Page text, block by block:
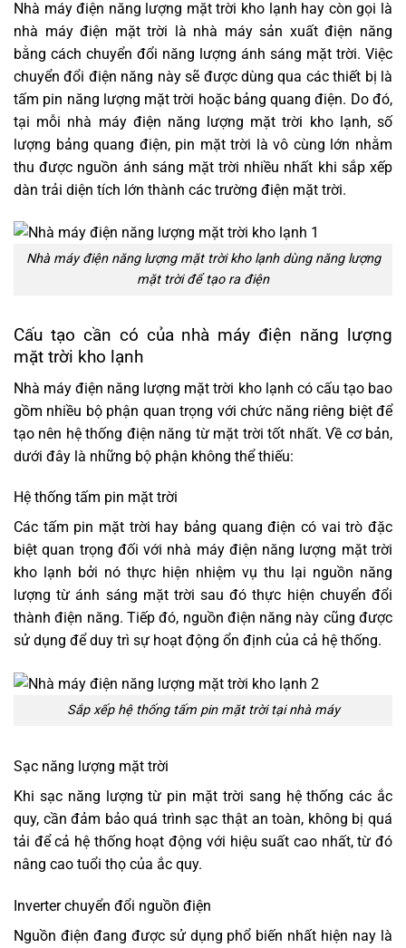
Nhà máy điện năng lượng mặt trời kho lạnh hay còn gọi là
nhà máy điện mặt trời là nhà máy sản xuất điện năng
bằng cách chuyển đổi năng lượng ánh sáng mặt trời. Việc
chuyển đổi điện năng này sẽ được dùng qua các thiết bị là
tấm pin năng lượng mặt trời hoặc bảng quang điện. Do đó,
tại mỗi nhà máy điện năng lượng mặt trời kho lạnh, số
lượng bảng quang điện, pin mặt trời là vô cùng lớn nhằm
thu được nguồn ánh sáng mặt trời nhiều nhất khi sắp xếp
dàn trải diện tích lớn thành các trường điện mặt trời.
Nhà máy điện năng lượng mặt trời kho lạnh dùng năng lượng
mặt trời để tạo ra điện
Cấu tạo cần có của nhà máy điện năng lượng
mặt trời kho lạnh
Nhà máy điện năng lượng mặt trời kho lạnh có cấu tạo bao
gồm nhiều bộ phận quan trọng với chức năng riêng biệt để
tạo nên hệ thống điện năng từ mặt trời tốt nhất. Về cơ bản,
dưới đây là những bộ phận không thể thiếu:
Hệ thống tấm pin mặt trời
Các tấm pin mặt trời hay bảng quang điện có vai trò đặc
biệt quan trọng đối với nhà máy điện năng lượng mặt trời
kho lạnh bởi nó thực hiện nhiệm vụ thu lại nguồn năng
lượng từ ánh sáng mặt trời sau đó thực hiện chuyển đổi
thành điện năng. Tiếp đó, nguồn điện năng này cũng được
sử dụng để duy trì sự hoạt động ổn định của cả hệ thống.
Sắp xếp hệ thống tấm pin mặt trời tại nhà máy
Sạc năng lượng mặt trời
Khi sạc năng lượng từ pin mặt trời sang hệ thống các ắc
quy, cần đảm bảo quá trình sạc thật an toàn, không bị quá
tải để cả hệ thống hoạt động với hiệu suất cao nhất, từ đó
nâng cao tuổi thọ của ắc quy.
Inverter chuyển đổi nguồn điện
Nguồn điện đang được sử dụng phổ biến nhất hiện nay là